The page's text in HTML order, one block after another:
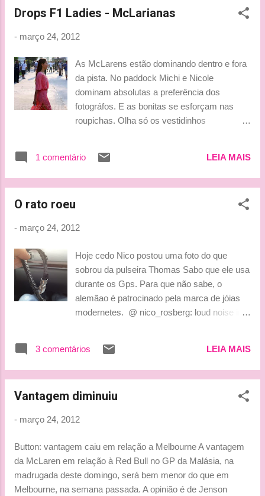
Eram sempre pintadas pelas cores dos lugares
vez voltou totalmente branco, cauda enorme de
plumas fofas como o algodão… — Menina, eu
venho das montanhas frias e cobertas de neve,
tudo maravilhosamente branco e puro, brilhando
sob a luz da lua, nada se ouvindo a não ser o
barulho do vento que faz estalar o gelo que
cobre os galhos das árvores. Trouxe, nas
como presente para ti… E, assim, ele
Drops F1 Ladies - McLarianas
- março 24, 2012
As McLarens estão dominando dentro e fora
da pista. No paddock Michi e Nicole
dominam absolutas a preferência dos
fotográfos. E as bonitas se esforçam nas
roupichas. Olha só os vestidinhos
1 comentário
LEIA MAIS
O rato roeu
- março 24, 2012
Hoje cedo Nico postou uma foto do que
sobrou da pulseira Thomas Sabo que ele usa
durante os Gps. Para que não sabe, o
alemãao é patrocinado pela marca de jóias
modernetes. ‏ @ nico_rosberg: loud noise in
eaten.Probably a rat! Rosberg acredita que
foram ratos os autores da obra. Ratos?!? Em
que a pulseira estava na mesinha ao lado da
roendo a pulseira ali do lado! No meu tempo
sem ratos. Não está fácil para ninguém,
mesmo. By Lu
3 comentários LEIA MAIS
Vantagem diminuiu
- março 24, 2012
Button: vantagem caiu em relação a Melbourne A vantagem
da McLaren em relação à Red Bull no GP da Malásia, na
madrugada deste domingo, será bem menor do que em
Melbourne, na semana passada. A opinião é de Jenson